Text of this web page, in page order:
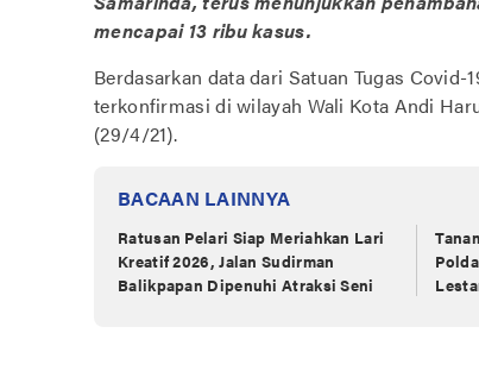
mencapai 13 ribu kasus.
Berdasarkan data dari Satuan Tugas
terkonfirmasi di wilayah Wali Kota Andi
(29/4/21).
BACAAN LAINNYA
Ratusan Pelari Siap Meriahkan Lari
Kreatif 2026, Jalan Sudirman
Balikpapan Dipenuhi Atraksi Seni